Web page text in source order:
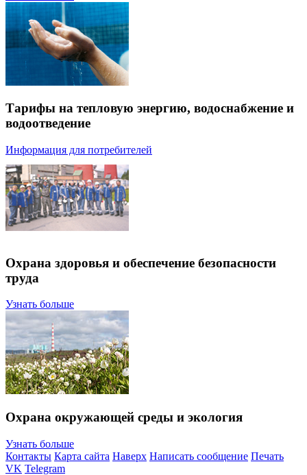
Тарифы на тепловую энергию, водоснабжение и
водоотведение
Информация для потребителей
Охрана здоровья и обеспечение безопасности
труда
Узнать больше
Охрана окружающей среды и экология
Узнать больше
Контакты Карта сайта Наверх Написать сообщение Печать
VK Telegram